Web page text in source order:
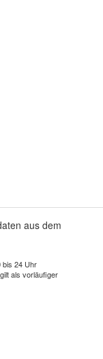
aus dem
bis 24 Uhr
als vorläufiger